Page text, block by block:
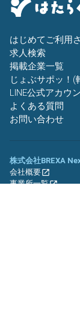
はじめてご利用
求人検索
掲載企業一覧
じょぶサポッ！(
LINE公式アカウ
よくある質問
お問い合わせ
株式会社BREXA
会社概要
事業所一覧